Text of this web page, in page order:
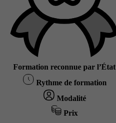
Formation reconnue par l’État
Rythme de formation
Modalité
Prix